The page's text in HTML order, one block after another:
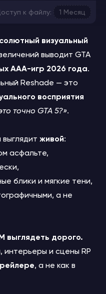
к файлу: 1 Месяц
визуальный
выводит GTA
AAA-игр 2026 года.
Reshade — это
восприятия
точно GTA 5?».
живой:
асфальте,
блики и мягкие тени,
а не
выглядеть дорого.
и сцены RP
, а не как в